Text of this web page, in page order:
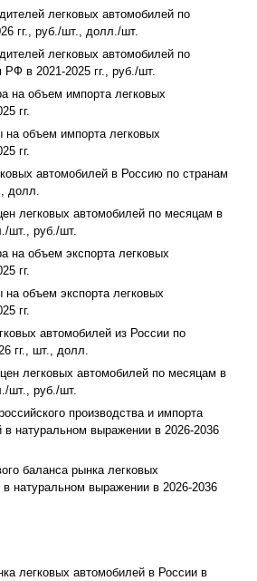
легковых автомобилей по
гг., руб./шт., долл./шт.
легковых автомобилей по
в 2021-2025 гг., руб./шт.
на объем импорта легковых
гг.
на объем импорта легковых
гг.
автомобилей в Россию по странам
долл.
легковых автомобилей по месяцам в
шт., руб./шт.
на объем экспорта легковых
гг.
объем экспорта легковых
гг.
автомобилей из России по
гг., шт., долл.
легковых автомобилей по месяцам в
шт., руб./шт.
производства и импорта
в натуральном выражении в 2026-2036
баланса рынка легковых
натуральном выражении в 2026-2036
легковых автомобилей в России в